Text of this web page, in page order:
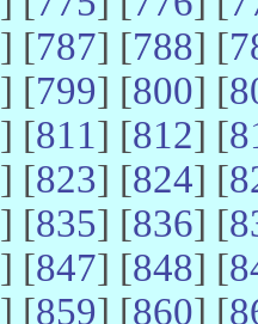
] [787] [788] [
] [799] [800] [
] [811] [812] [
] [823] [824] [
] [835] [836] [
] [847] [848] [
] [859] [860] [